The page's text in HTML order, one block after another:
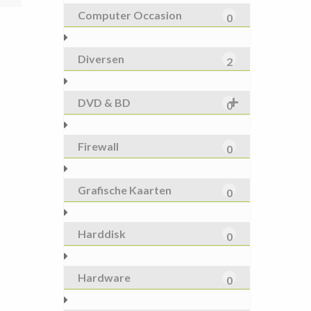
Computer Occasion 0
Diversen 2
DVD & BD 0
Firewall 0
Grafische Kaarten 0
Harddisk 0
Hardware 0